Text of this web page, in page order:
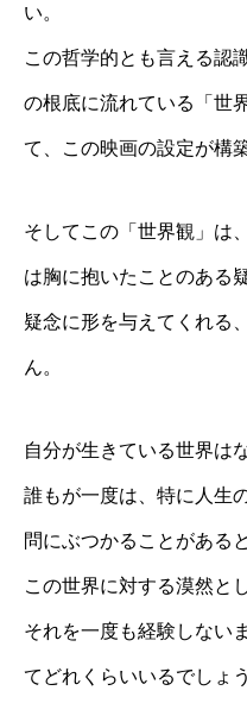
い。
この哲学的とも言える認
の根底に流れている「世
て、この映画の設定が構
そしてこの「世界観」は
は胸に抱いたことのある
疑念に形を与えてくれる
ん。
自分が生きている世界は
誰もが一度は、特に人生
問にぶつかることがある
この世界に対する漠然と
それを一度も経験しない
てどれくらいいるでしょ